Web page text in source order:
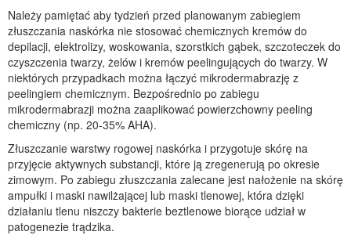
Należy pamiętać aby tydzień przed planowanym zabiegiem
złuszczania naskórka nie stosować chemicznych kremów do
depilacji, elektrolizy, woskowania, szorstkich gąbek, szczoteczek do
czyszczenia twarzy, żelów i kremów peelingujących do twarzy. W
niektórych przypadkach można łączyć mikrodermabrazję z
peelingiem chemicznym. Bezpośrednio po zabiegu
mikrodermabrazji można zaaplikować powierzchowny peeling
chemiczny (np. 20-35% AHA).
Złuszczanie warstwy rogowej naskórka i przygotuje skórę na
przyjęcie aktywnych substancji, które ją zregenerują po okresie
zimowym. Po zabiegu złuszczania zalecane jest nałożenie na skórę
ampułki i maski nawilżającej lub maski tlenowej, która dzięki
działaniu tlenu niszczy bakterie beztlenowe biorące udział w
patogenezie trądzika.